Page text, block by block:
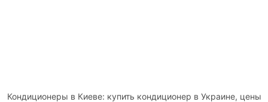
Кондиционеры в Киеве: купить кондиционер в Украине, цены